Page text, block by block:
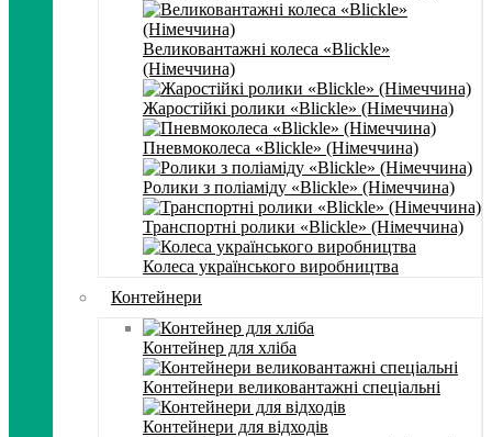
Великовантажні колеса «Blickle»
(Німеччина)
Жаростійкі ролики «Blickle» (Німеччина)
Пневмоколеса «Blickle» (Німеччина)
Ролики з поліаміду «Blickle» (Німеччина)
Транспортні ролики «Blickle» (Німеччина)
Колеса українського виробництва
Контейнери
Контейнер для хліба
Контейнери великовантажні спеціальні
Контейнери для відходів